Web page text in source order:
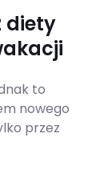
diety
to
nowego
przez